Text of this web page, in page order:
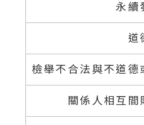
永續
道
檢舉不合法與不道
關係人相互間